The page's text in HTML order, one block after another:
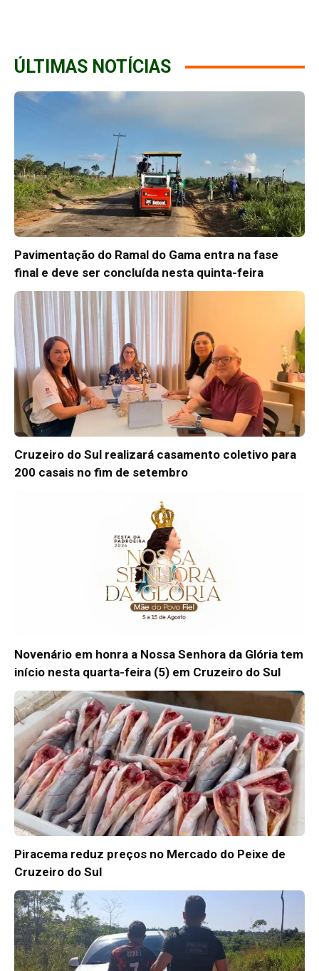
ÚLTIMAS NOTÍCIAS
Pavimentação do Ramal do Gama entra na fase
final e deve ser concluída nesta quinta-feira
Cruzeiro do Sul realizará casamento coletivo para
200 casais no fim de setembro
Novenário em honra a Nossa Senhora da Glória tem
início nesta quarta-feira (5) em Cruzeiro do Sul
Piracema reduz preços no Mercado do Peixe de
Cruzeiro do Sul